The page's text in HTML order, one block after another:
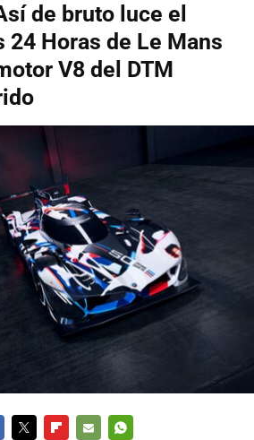
de bruto luce el
24 Horas de Le Mans
V8 del DTM